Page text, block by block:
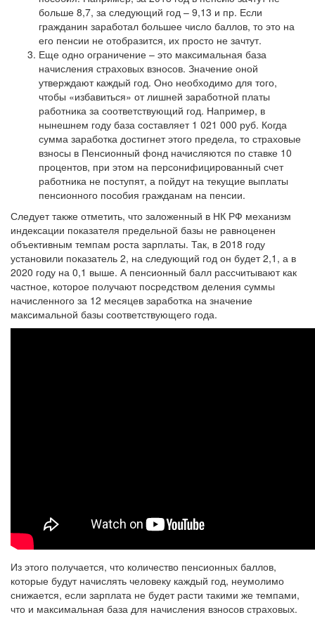
больше 8,7, за следующий год – 9,13 и пр. Если
гражданин заработал большее число баллов, то это на
его пенсии не отобразится, их просто не зачтут.
Еще одно ограничение – это максимальная база
начисления страховых взносов. Значение оной
утверждают каждый год. Оно необходимо для того,
чтобы «избавиться» от лишней заработной платы
работника за соответствующий год. Например, в
нынешнем году база составляет 1 021 000 руб. Когда
сумма заработка достигнет этого предела, то страховые
взносы в Пенсионный фонд начисляются по ставке 10
процентов, при этом на персонифицированный счет
работника не поступят, а пойдут на текущие выплаты
пенсионного пособия гражданам на пенсии.
Следует также отметить, что заложенный в НК РФ механизм
индексации показателя предельной базы не равноценен
объективным темпам роста зарплаты. Так, в 2018 году
установили показатель 2, на следующий год он будет 2,1, а в
2020 году на 0,1 выше. А пенсионный балл рассчитывают как
частное, которое получают посредством деления суммы
начисленного за 12 месяцев заработка на значение
максимальной базы соответствующего года.
Из этого получается, что количество пенсионных баллов,
которые будут начислять человеку каждый год, неумолимо
снижается, если зарплата не будет расти такими же темпами,
что и максимальная база для начисления взносов страховых.